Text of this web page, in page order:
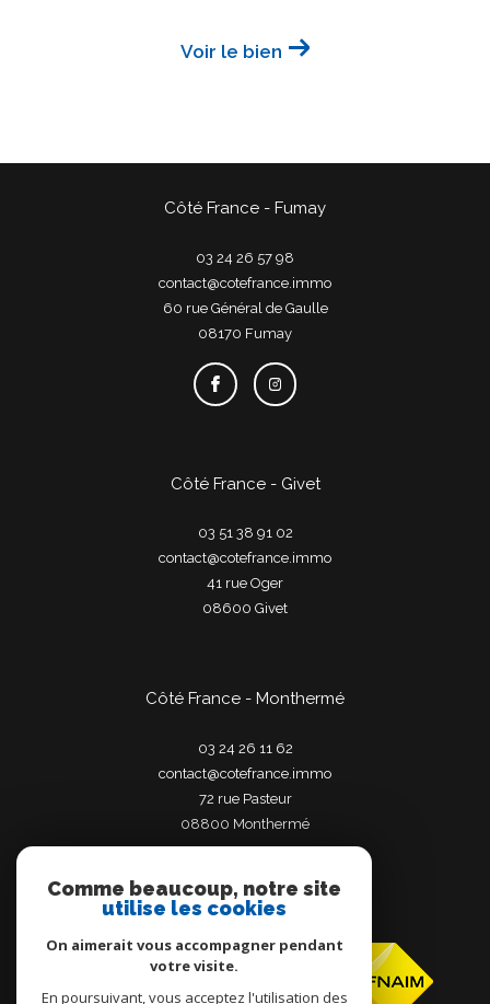
Voir le bien
Côté France - Fumay
03 24 26 57 98
contact@cotefrance.immo
60 rue Général de Gaulle
08170
fumay
Côté France - Givet
03 51 38 91 02
contact@cotefrance.immo
41 rue Oger
08600
givet
Côté France - Monthermé
03 24 26 11 62
contact@cotefrance.immo
72 rue Pasteur
08800
monthermé
Adhérents
Comme beaucoup, notre site
utilise les cookies
On aimerait vous accompagner pendant
votre visite.
En poursuivant, vous acceptez l'utilisation des